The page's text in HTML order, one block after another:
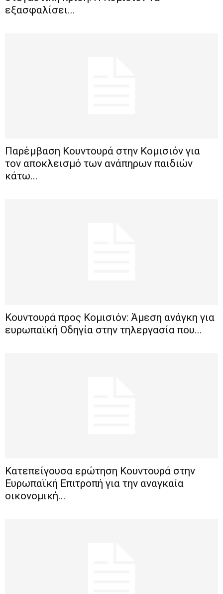
εξασφαλίσει...
Παρέμβαση Κουντουρά στην Κομισιόν για
τον αποκλεισμό των ανάπηρων παιδιών
κάτω...
Κουντουρά προς Κομισιόν: Άμεση ανάγκη για
ευρωπαϊκή Οδηγία στην τηλεργασία που...
Κατεπείγουσα ερώτηση Κουντουρά στην
Ευρωπαϊκή Επιτροπή για την αναγκαία
οικονομική...